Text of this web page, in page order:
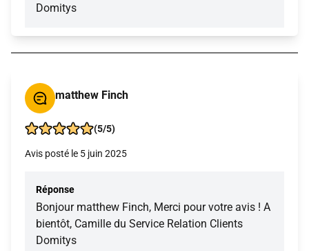
Domitys
matthew Finch
(5/5)
Avis posté le 5 juin 2025
Réponse
Bonjour matthew Finch, Merci pour votre avis ! A
bientôt, Camille du Service Relation Clients
Domitys